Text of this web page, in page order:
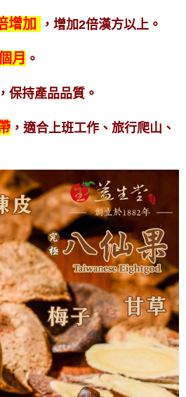
增加 ，增加2倍漢方以上。
月 。
，保持產品品質。
，適合上班工作、旅行爬山、